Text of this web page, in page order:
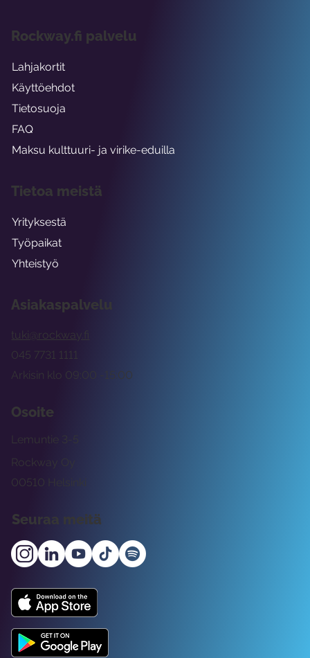
Asiakaspalvelu
tuki@rockway.fi
Arkisin klo 09:00 -15:00
045 7731 1111
Osoite
Rockway Oy
Lemuntie 3-5
00510 Helsinki
Seuraa meitä
Rockway.fi palvelu
Lahjakortit
Käyttöehdot
Tietosuoja
FAQ
Maksu kulttuuri- ja virike-eduilla
Tietoa meistä
Yrityksestä
Työpaikat
Yhteistyö